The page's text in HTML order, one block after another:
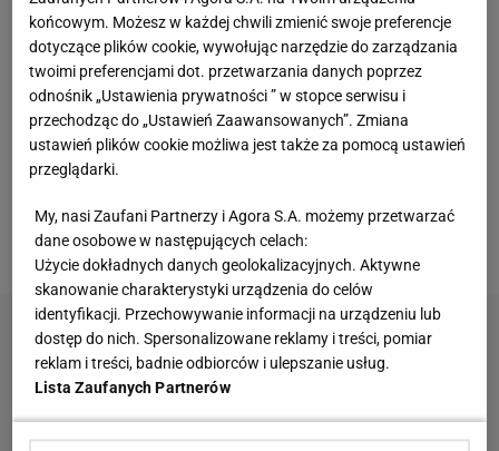
Nie czekaj, aż będzie za późno. To może
oznaczać, że szkoła przestała służyć dziecku
MATERIAŁ PROMOCYJNY
Te dywany są porządne jak za dawnych lato.
Piękne wzory, a ceny? Nawet mniej niż 50 zł
Przenośne klimatyzatory i wentylatory najlepsze
na upały. Są tanie i ciche, dobre do sypialni
końcowym. Możesz w każdej chwili zmienić swoje preferencje
dotyczące plików cookie, wywołując narzędzie do zarządzania
twoimi preferencjami dot. przetwarzania danych poprzez
odnośnik „Ustawienia prywatności ” w stopce serwisu i
przechodząc do „Ustawień Zaawansowanych”. Zmiana
ustawień plików cookie możliwa jest także za pomocą ustawień
przeglądarki.
My, nasi Zaufani Partnerzy i Agora S.A. możemy przetwarzać
dane osobowe w następujących celach:
Użycie dokładnych danych geolokalizacyjnych. Aktywne
skanowanie charakterystyki urządzenia do celów
identyfikacji. Przechowywanie informacji na urządzeniu lub
dostęp do nich. Spersonalizowane reklamy i treści, pomiar
reklam i treści, badnie odbiorców i ulepszanie usług.
Lista Zaufanych Partnerów